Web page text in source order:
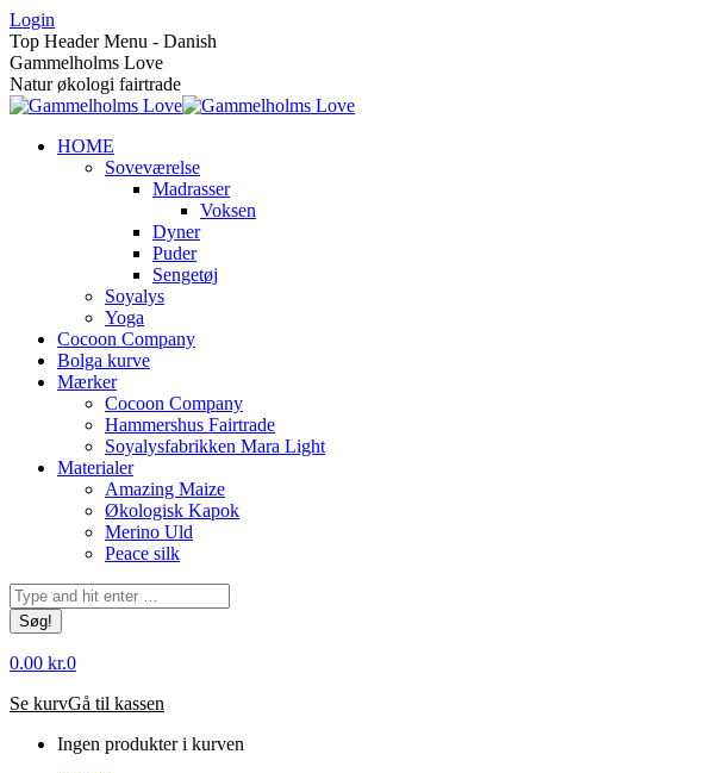
Skip
to
content
Login
Top Header Menu - Danish
Gammelholms Love
Natur økologi fairtrade
HOME
Soveværelse
Madrasser
Voksen
Dyner
Puder
Sengetøj
Soyalys
Yoga
Cocoon Company
Bolga kurve
Mærker
Cocoon Company
Hammershus Fairtrade
Soyalysfabrikken Mara Light
Materialer
Amazing Maize
Økologisk Kapok
Merino Uld
Peace silk
Søg:
0.00 kr.0
Se kurvGå til kassen
Ingen produkter i kurven